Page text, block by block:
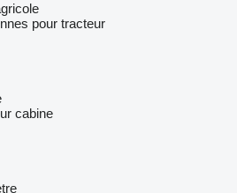
pour tracteur
cabine